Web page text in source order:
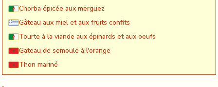
Chorba épicée aux merguez
Gâteau aux miel et aux fruits confits
Tourte à la viande aux épinards et aux oeufs
Gateau de semoule à l'orange
Thon mariné